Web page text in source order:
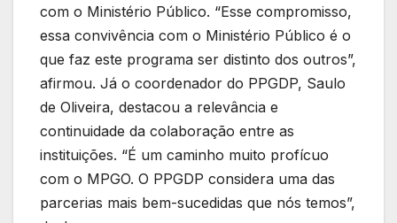
com o Ministério Público. “Esse compromisso,
essa convivência com o Ministério Público é o
que faz este programa ser distinto dos outros”,
afirmou. Já o coordenador do PPGDP, Saulo
de Oliveira, destacou a relevância e
continuidade da colaboração entre as
instituições. “É um caminho muito profícuo
com o MPGO. O PPGDP considera uma das
parcerias mais bem-sucedidas que nós temos”,